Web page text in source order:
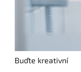
Buďte kreativní